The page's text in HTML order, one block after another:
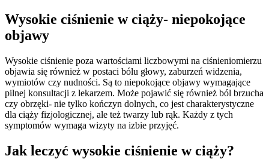
Wysokie ciśnienie w ciąży- niepokojące
objawy
Wysokie ciśnienie poza wartościami liczbowymi na ciśnieniomierzu
objawia się również w postaci bólu głowy, zaburzeń widzenia,
wymiotów czy nudności. Są to niepokojące objawy wymagające
pilnej konsultacji z lekarzem. Może pojawić się również ból brzucha
czy obrzęki- nie tylko kończyn dolnych, co jest charakterystyczne
dla ciąży fizjologicznej, ale też twarzy lub rąk. Każdy z tych
symptomów wymaga wizyty na izbie przyjęć.
Jak leczyć wysokie ciśnienie w ciąży?